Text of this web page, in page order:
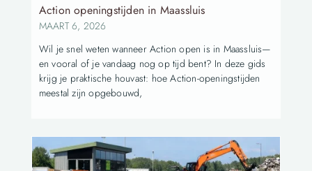
Action openingstijden in Maassluis
MAART 6, 2026
Wil je snel weten wanneer Action open is in Maassluis—
en vooral of je vandaag nog op tijd bent? In deze gids
krijg je praktische houvast: hoe Action-openingstijden
meestal zijn opgebouwd,